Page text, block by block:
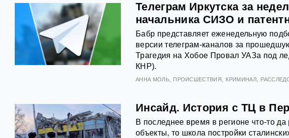
Телеграм Иркутска за
начальника СИЗО и
Бабр представляет еженедельную
версии телеграм-каналов за
Трагедия на Хобое Провал УАЗа под
КНР).
АННА МОЛЬ ПРОИСШЕСТВИЯ КРИМИНАЛ
Инсайд. История с ТЦ в
В последнее время в регионе что-то
объекты, то школа постройки